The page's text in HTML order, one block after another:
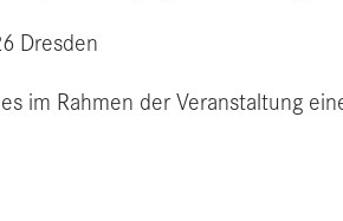
Dresden
im Rahmen der Veranstaltung